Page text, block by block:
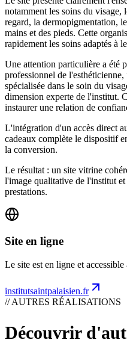
notamment les soins du visage,
regard, la dermopigmentation,
mains et des pieds. Cette
rapidement les soins adaptés à
Une attention particulière a été
professionnel de
spécialisée dans le soin du
dimension experte de l'institut.
instaurer une relation de
L'intégration d'un accès direct
cadeaux complète le dispositif
la conversion.
Le résultat : un site vitrine
l'image qualitative de l'institut
prestations.
Site en ligne
Le site est en ligne et
institutsaintpalaisien.fr
// AUTRES RÉALISATIONS
Découvrir